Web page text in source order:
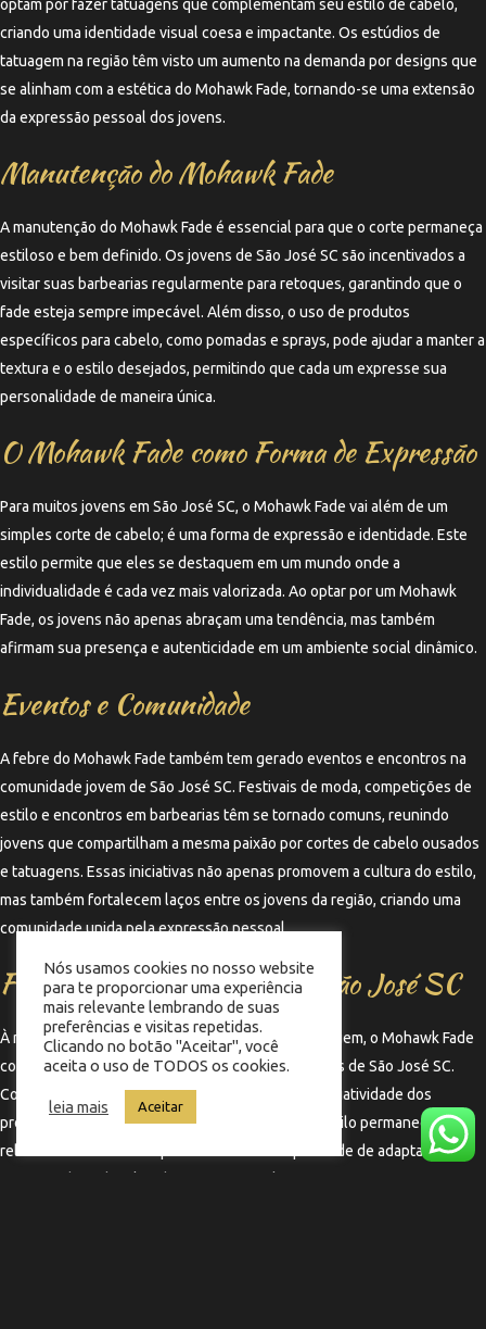
optam por fazer tatuagens que complementam seu estilo de cabelo,
criando uma identidade visual coesa e impactante. Os estúdios de
tatuagem na região têm visto um aumento na demanda por designs que
se alinham com a estética do Mohawk Fade, tornando-se uma extensão
da expressão pessoal dos jovens.
Manutenção do Mohawk Fade
A manutenção do Mohawk Fade é essencial para que o corte permaneça
estiloso e bem definido. Os jovens de São José SC são incentivados a
visitar suas barbearias regularmente para retoques, garantindo que o
fade esteja sempre impecável. Além disso, o uso de produtos
específicos para cabelo, como pomadas e sprays, pode ajudar a manter a
textura e o estilo desejados, permitindo que cada um expresse sua
personalidade de maneira única.
O Mohawk Fade como Forma de Expressão
Para muitos jovens em São José SC, o Mohawk Fade vai além de um
simples corte de cabelo; é uma forma de expressão e identidade. Este
estilo permite que eles se destaquem em um mundo onde a
individualidade é cada vez mais valorizada. Ao optar por um Mohawk
Fade, os jovens não apenas abraçam uma tendência, mas também
afirmam sua presença e autenticidade em um ambiente social dinâmico.
Eventos e Comunidade
A febre do Mohawk Fade também tem gerado eventos e encontros na
comunidade jovem de São José SC. Festivais de moda, competições de
estilo e encontros em barbearias têm se tornado comuns, reunindo
jovens que compartilham a mesma paixão por cortes de cabelo ousados
e tatuagens. Essas iniciativas não apenas promovem a cultura do estilo,
mas também fortalecem laços entre os jovens da região, criando uma
comunidade unida pela expressão pessoal.
Futuro do Mohawk Fade em São José SC
À medida que as tendências de moda e estilo evoluem, o Mohawk Fade
continua a ser uma escolha popular entre os jovens de São José SC.
Com a influência constante das redes sociais e a criatividade dos
profissionais de barbearia, é provável que esse estilo permaneça
relevante e em alta nos próximos anos. A capacidade de adaptação e
Nós usamos cookies no nosso website
para te proporcionar uma experiência
mais relevante lembrando de suas
preferências e visitas repetidas.
Clicando no botão "Aceitar", você
aceita o uso de TODOS os cookies.
leia mais Aceitar